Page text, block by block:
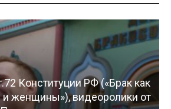
Конституции РФ («Брак как
женщины»), видеоролики от